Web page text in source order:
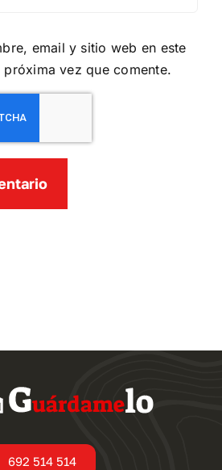
email y sitio web en este
vez que comente.
692 514 514